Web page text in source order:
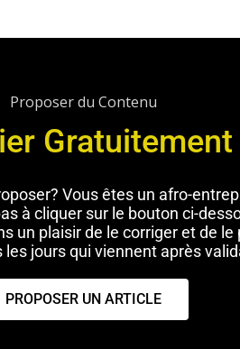
Proposer du Contenu
Gratuitement
Vous êtes un afro-
à cliquer sur le bouton ci-
un plaisir de le corriger et de le
jours qui viennent après
PROPOSER UN ARTICLE